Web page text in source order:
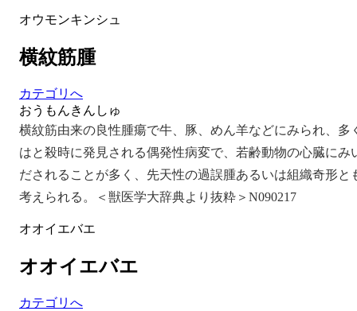
オウモンキンシュ
横紋筋腫
カテゴリへ
おうもんきんしゅ
横紋筋由来の良性腫瘍で牛、豚、めん羊などにみられ、多
はと殺時に発見される偶発性病変で、若齢動物の心臓にみ
だされることが多く、先天性の過誤腫あるいは組織奇形と
考えられる。＜獣医学大辞典より抜粋＞N090217
オオイエバエ
オオイエバエ
カテゴリへ